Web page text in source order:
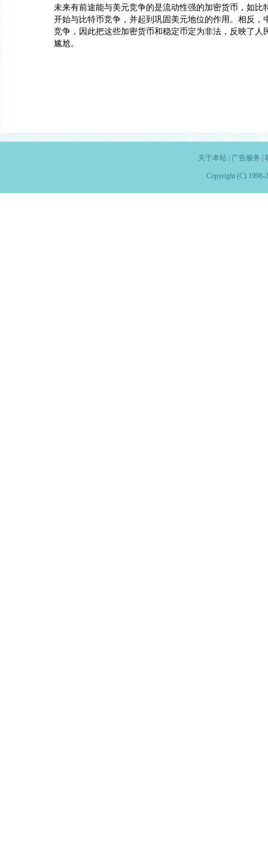
未来有前途能与美元竞争的是流动性强的加密货币，如比
开始与比特币竞争，并起到巩固美元地位的作用。相反，
竞争，因此把这些加密货币和稳定币定为非法，反映了人
尴尬。
关于本站| 广告服务
Copyright (C) 1998-